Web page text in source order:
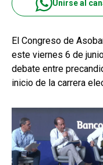
Unirse al
El Congreso de
este viernes 6 de
debate entre
inicio de la carrera